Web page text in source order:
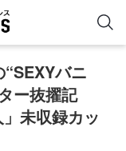
バニ
ー抜擢記
未収録カッ